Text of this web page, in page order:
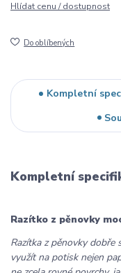
Hlídat cenu / dostupnost
Do oblíbených
Kompletní
Kompletní
Razítko z pěnovky
Razítka z pěnovky dobře
využít na potisk nejen